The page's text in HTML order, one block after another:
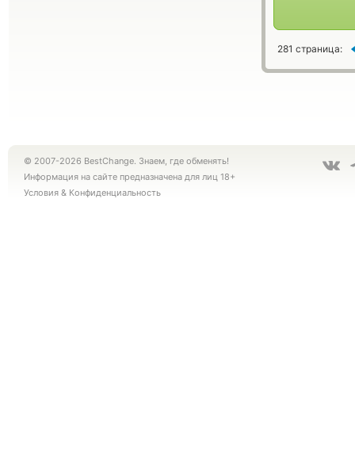
281 страница:
© 2007-2026 BestChange. Знаем, где обменять!
Информация на сайте предназначена для лиц 18+
Условия & Конфиденциальность